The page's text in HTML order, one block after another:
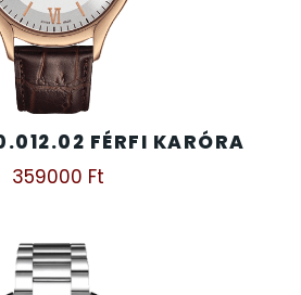
FÉRFI KARÓRA
359000 Ft